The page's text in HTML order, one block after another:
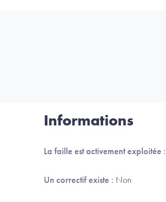
Informations
La faille est activement exploitée :
Un correctif existe : Non